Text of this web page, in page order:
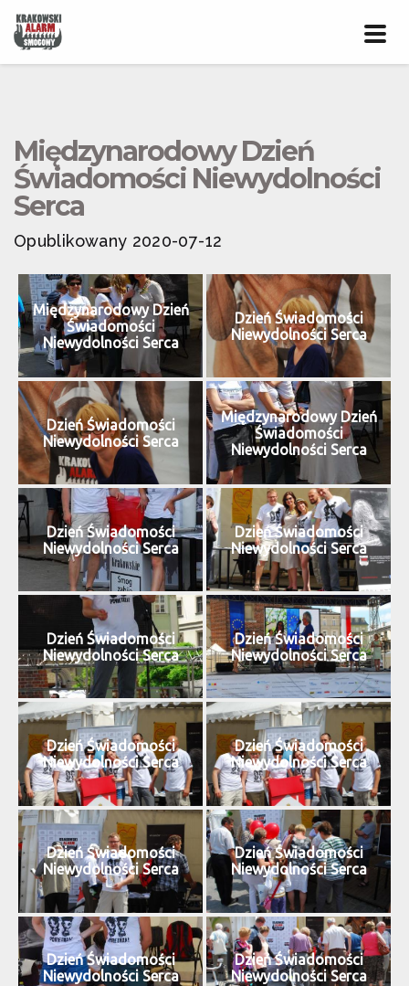
Międzynarodowy Dzień
Świadomości Niewydolności
Serca
Opublikowany 2020-07-12
Międzynarodowy Dzień
Świadomości
Niewydolności Serca
Dzień Świadomości
Niewydolności Serca
Dzień Świadomości
Niewydolności Serca
Międzynarodowy Dzień
Świadomości
Niewydolności Serca
Dzień Świadomości
Niewydolności Serca
Dzień Świadomości
Niewydolności Serca
Dzień Świadomości
Niewydolności Serca
Dzień Świadomości
Niewydolności Serca
Dzień Świadomości
Niewydolności Serca
Dzień Świadomości
Niewydolności Serca
Dzień Świadomości
Niewydolności Serca
Dzień Świadomości
Niewydolności Serca
Dzień Świadomości
Niewydolności Serca
Dzień Świadomości
Niewydolności Serca